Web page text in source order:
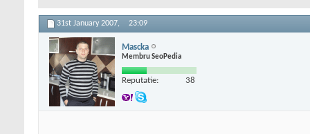
31st January 2007, 23:09
Mascka
Membru SeoPedia
Reputatie: 38